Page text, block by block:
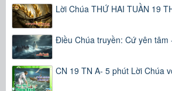
Lời Chúa THỨ HAI TUẦN 19
Điều Chúa truyền: Cứ yên tâm
CN 19 TN A- 5 phút Lời Chúa